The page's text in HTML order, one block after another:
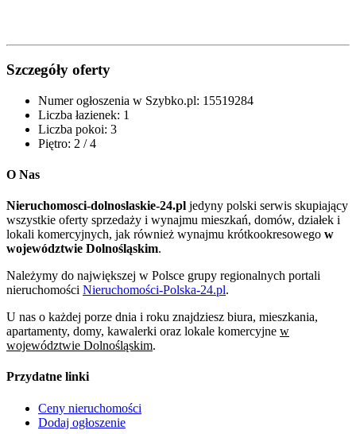
Szczegóły oferty
Numer ogłoszenia w Szybko.pl: 15519284
Liczba łazienek: 1
Liczba pokoi: 3
Piętro: 2 / 4
O Nas
Nieruchomosci-dolnoslaskie-24.pl jedyny polski serwis skupiający
wszystkie oferty sprzedaży i wynajmu mieszkań, domów, działek i
lokali komercyjnych, jak również wynajmu krótkookresowego w
województwie Dolnośląskim.
Należymy do największej w Polsce grupy regionalnych portali
nieruchomości Nieruchomości-Polska-24.pl.
U nas o każdej porze dnia i roku znajdziesz biura, mieszkania,
apartamenty, domy, kawalerki oraz lokale komercyjne w
województwie Dolnośląskim.
Przydatne linki
Ceny nieruchomości
Dodaj ogłoszenie